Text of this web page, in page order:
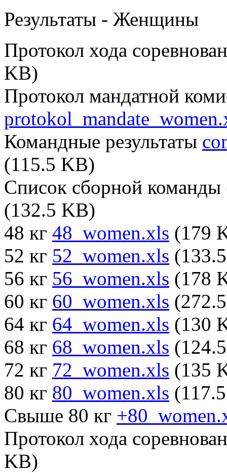
Результаты - Женщины
Протокол хода
KB)
Протокол мандатной
Командные результаты
(115.5 KB)
Список сборной
(132.5 KB)
48 кг 48_women.xls (179
52 кг 52_women.xls
56 кг 56_women.xls (178
60 кг 60_women.xls
64 кг 64_women.xls (130
68 кг 68_women.xls
72 кг 72_women.xls (135
80 кг 80_women.xls
Свыше 80 кг
Протокол хода
KB)